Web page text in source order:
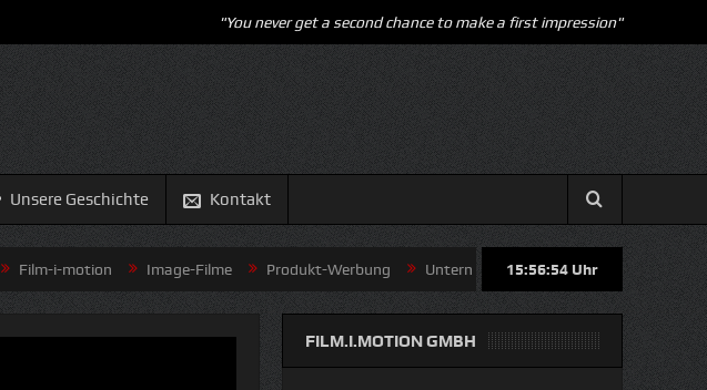
"You never get a second chance to make a first impression"
Unsere Geschichte Kontakt
Film-i-motion Image-Filme Produkt-Werbung Unternehmen-Portraits
15:56:54Uhr
FILM.I.MOTION GMBH